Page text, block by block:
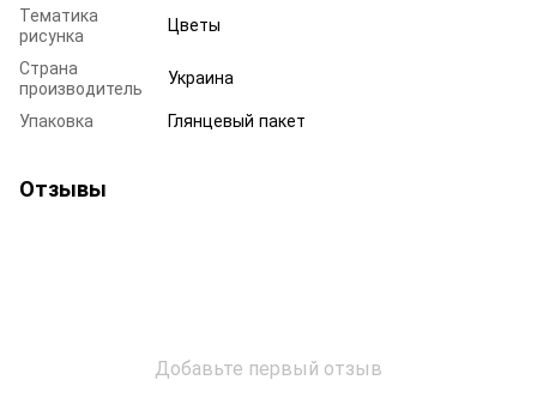
Тематика
рисунка
Цветы
Страна
производитель
Украина
Упаковка
Глянцевый пакет
Отзывы
Добавьте первый отзыв